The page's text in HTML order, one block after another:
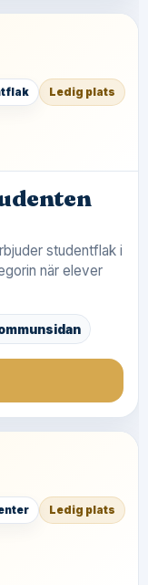
Ledig plats
studentflak i
när elever
Ledig plats